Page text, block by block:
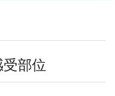
部位